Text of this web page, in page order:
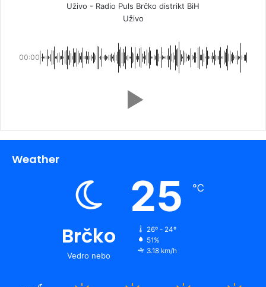
Uživo - Radio Puls Brčko distrikt BiH
Uživo
00:00
Weather
Brčko
Vedro nebo
25 ℃
26º - 24º
51%
3.18 km/h